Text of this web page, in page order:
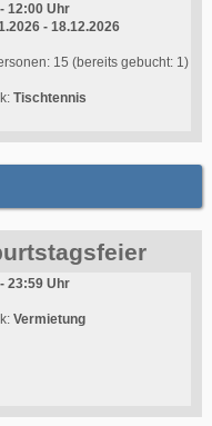
12:00 Uhr
- 18.12.2026
15 (bereits gebucht: 1)
Tischtennis
23:59 Uhr
Vermietung